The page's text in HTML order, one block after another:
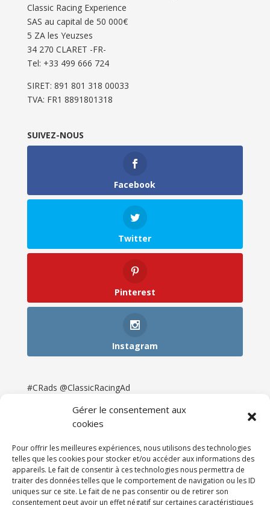
Gérer le consentement aux
cookies
Pour offrir les meilleures expériences, nous utilisons des technologies
telles que les cookies pour stocker et/ou accéder aux informations des
appareils. Le fait de consentir à ces technologies nous permettra de
traiter des données telles que le comportement de navigation ou les ID
uniques sur ce site. Le fait de ne pas consentir ou de retirer son
consentement peut avoir un effet négatif sur certaines caractéristiques
Classic Racing Experience
SAS au capital de 50 000€
5 ZA les Yeuzses
34 270 CLARET -FR-
Tel: ‭+33 499 666 724‬
SIRET: 891 801 318 00033
TVA: FR1 8891801318
SUIVEZ-NOUS
Facebook
Twitter
Pinterest
Instagram
#CRads @ClassicRacingAd